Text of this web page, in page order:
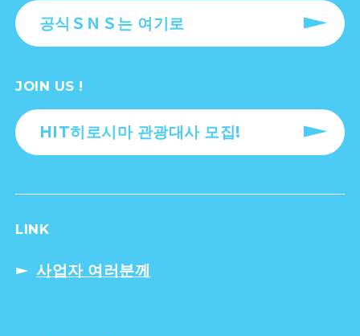
공식ＳＮＳ는 여기로
JOIN US !
HIT히로시마 관광대사 모집!
LINK
사업자 여러분께